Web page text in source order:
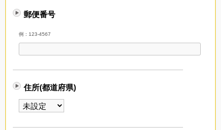
郵便番号
例：123-4567
住所(都道府県)